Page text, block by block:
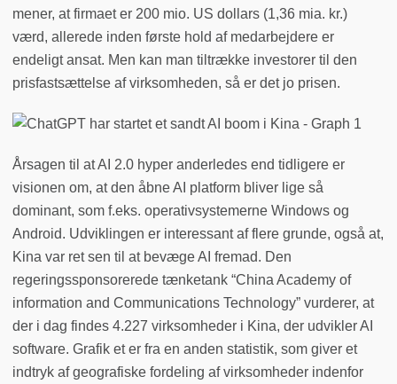
mener, at firmaet er 200 mio. US dollars (1,36 mia. kr.)
værd, allerede inden første hold af medarbejdere er
endeligt ansat. Men kan man tiltrække investorer til den
prisfastsættelse af virksomheden, så er det jo prisen.
Årsagen til at AI 2.0 hyper anderledes end tidligere er
visionen om, at den åbne AI platform bliver lige så
dominant, som f.eks. operativsystemerne Windows og
Android. Udviklingen er interessant af flere grunde, også at,
Kina var ret sen til at bevæge AI fremad. Den
regeringssponsorerede tænketank “China Academy of
information and Communications Technology” vurderer, at
der i dag findes 4.227 virksomheder i Kina, der udvikler AI
software. Grafik et er fra en anden statistik, som giver et
indtryk af geografiske fordeling af virksomheder indenfor